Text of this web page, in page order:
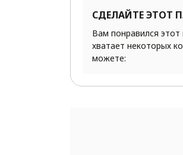
СДЕЛАЙТЕ ЭТОТ
Вам понравился
хватает некоторых
можете: